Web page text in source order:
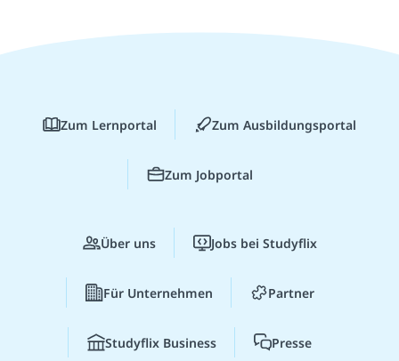
Zum Lernportal Zum Ausbildungsportal
Zum Jobportal
Über uns Jobs bei Studyflix
Für Unternehmen Partner
Studyflix Business Presse